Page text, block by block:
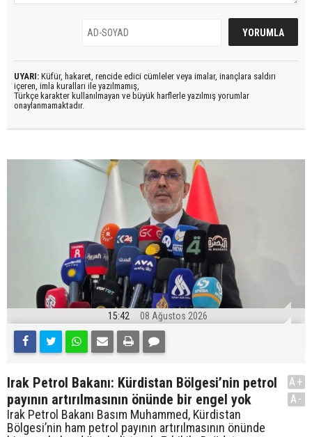
UYARI: Küfür, hakaret, rencide edici cümleler veya imalar, inançlara saldırı
içeren, imla kuralları ile yazılmamış,
Türkçe karakter kullanılmayan ve büyük harflerle yazılmış yorumlar
onaylanmamaktadır.
15:42 08 Ağustos 2026
Irak Petrol Bakanı: Kürdistan Bölgesi’nin petrol
payının artırılmasının önünde bir engel yok
Irak Petrol Bakanı Basım Muhammed, Kürdistan
Bölgesi’nin ham petrol payının artırılmasının önünde
A+
A-